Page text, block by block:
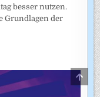
besser nutzen.
Grundlagen der
TO
TOP